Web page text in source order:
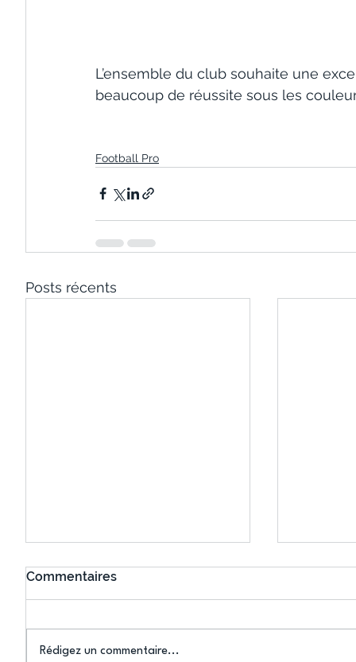
L’ensemble du club souhaite une
beaucoup de réussite sous les
Football Pro
Posts récents
Commentaires
Rédigez un commentaire...